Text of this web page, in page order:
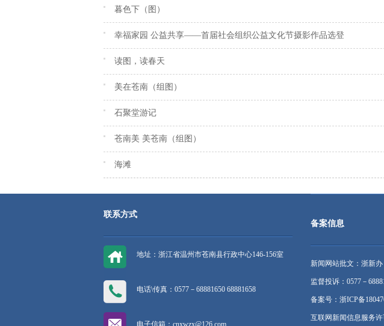
暮色下（图）
幸福家园 公益共享——首届社会组织公益文化节摄影作品选登
读图，读春天
美在苍南（组图）
石聚堂游记
苍南美 美苍南（组图）
海滩
联系方式
地址：浙江省温州市苍南县行政中心146-156室
电话\传真：0577－68881650 68881658
电子信箱：cnxwzx@126.com
备案信息
新闻网站批文：浙新办
监督投诉：0577－
备案号：浙ICP备
互联网新闻信息服务许